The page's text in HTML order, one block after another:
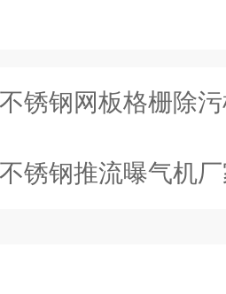
不锈钢网板格栅除
不锈钢推流曝气机